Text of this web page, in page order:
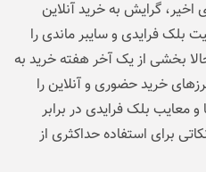
گرایش به خرید آنلاین
بلک فرایدی و سایبر ماندی را
بخشی از یک آخر هفته خرید به
خرید حضوری و آنلاین را
معایب بلک فرایدی در برابر
برای استفاده حداکثری از